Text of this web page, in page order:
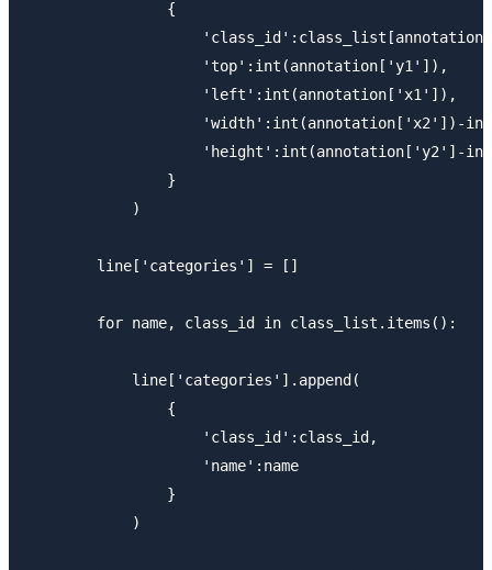
                {
                    'top':int(annotation['y1']),
                    'left':int(annotation['x1']),
'width':int(annotation['x2'])-
'height':int(annotation['y2']-
                }
            )
        line['categories'] = []
        for name, class_id in class_list.items():
            line['categories'].append(
                {
                    'class_id':class_id,
                    'name':name
                }
            )